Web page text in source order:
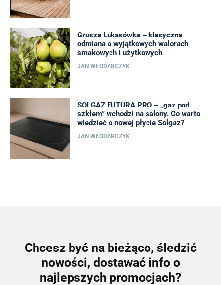
Grusza Lukasówka – klasyczna
odmiana o wyjątkowych walorach
smakowych i użytkowych
JAN WŁODARCZYK
SOLGAZ FUTURA PRO – „gaz pod
szkłem” wchodzi na salony. Co warto
wiedzieć o nowej płycie Solgaz?
JAN WŁODARCZYK
Chcesz być na bieżąco, śledzić
nowości, dostawać info o
najlepszych promocjach?